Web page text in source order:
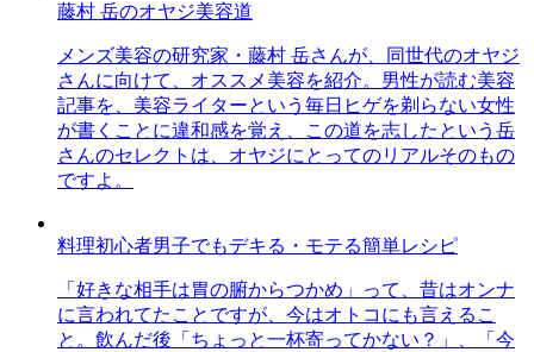
藤村 岳のオヤジ美容道
メンズ美容の研究家・藤村 岳さんが、同世代のオヤジ
さんに向けて、オススメ美容を紹介。男性が読む美容
記事を、美容ライターという毎日ヒゲを剃らない女性
が書くことに違和感を覚え、この道を志したという岳
さんのセレクトは、オヤジにとってのリアルそのもの
ですよ。
料理初心者男子でもデキる・モテる簡単レシピ
「好きな相手は胃の腑からつかめ」って、昔はオンナ
に言われてたことですが、今はオトコにも言えるこ
と。飲んだ後「ちょっと一杯寄ってかない？」、「今